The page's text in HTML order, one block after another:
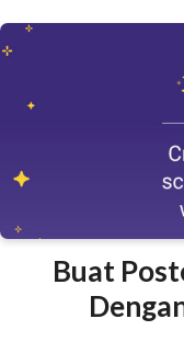
Buat